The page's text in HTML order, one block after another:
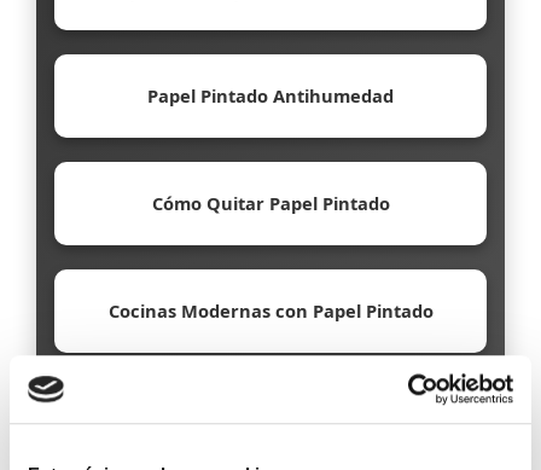
Papel Pintado Antihumedad
Cómo Quitar Papel Pintado
Cocinas Modernas con Papel Pintado
Papel Pintado Ecológico